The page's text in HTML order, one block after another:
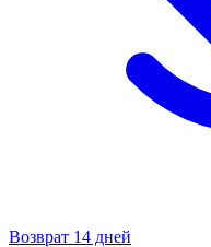
Возврат 14 дней